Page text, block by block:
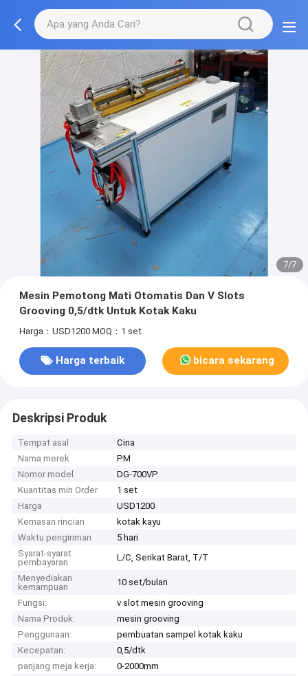
7/7
Mesin Pemotong Mati Otomatis Dan V Slots
Grooving 0,5/dtk Untuk Kotak Kaku
Harga：USD1200 MOQ：1 set
Harga terbaik bicara sekarang
Deskripsi Produk
Tempat asal
Cina
Nama merek
PM
Nomor model
DG-700VP
Kuantitas min Order
1 set
Harga
USD1200
Kemasan rincian
kotak kayu
Waktu pengiriman
5 hari
Syarat-syarat
pembayaran
L/C, Serikat Barat, T/T
Menyediakan
kemampuan
10 set/bulan
Fungsi:
v slot mesin grooving
Nama Produk:
mesin grooving
Penggunaan:
pembuatan sampel kotak kaku
Kecepatan:
0,5/dtk
panjang meja kerja:
0-2000mm